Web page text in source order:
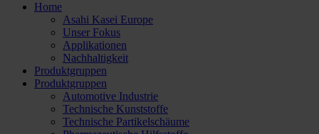
Home
Asahi Kasei Europe
Unser Fokus
Applikationen
Nachhaltigkeit
Produktgruppen
Produktgruppen
Automotive Industrie
Technische Kunststoffe
Technische Partikelschäume